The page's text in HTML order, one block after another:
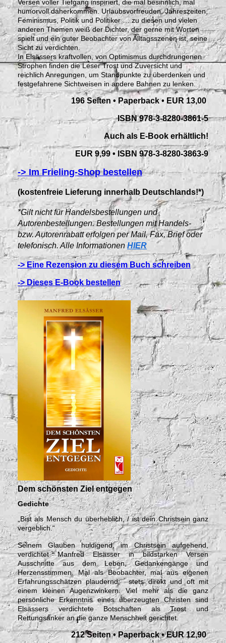
Versen voller Tiefgang inspiriert, die mal besinnlich, mal
humorvoll daherkommen. Urlaubsvorfreuden, Jahreszeiten,
Feminismus, Politik und Politiker … zu diesen und vielen
anderen Themen weiß der Dichter, der gerne mit Worten
spielt und ein guter Beobachter von Alltagsszenen ist, seine
Sicht zu verdichten.
In Elsässers kraftvollen, von Optimismus durchdrungenen
Strophen finden die Leser Trost und Zuversicht und
reichlich Anregungen, um Standpunkte zu überdenken und
festgefahrene Sichtweisen in andere Bahnen zu lenken.
196 Seiten • Paperback • EUR 13,00
ISBN 978-3-8280-3861-5
Auch als E-Book erhältlich!
EUR 9,99 • ISBN 978-3-8280-3863-9
-> Im Frieling-Shop bestellen
(kostenfreie Lieferung innerhalb Deutschlands!*)
*Gilt nicht für Handelsbestellungen und
Autorenbestellungen. Bestellungen mit Handels-
bzw. Autorenrabatt erfolgen per Mail, Fax, Brief oder
telefonisch. Alle Informationen HIER
-> Eine Rezension zu diesem Buch schreiben
-> Dieses E-Book bestellen
Dem schönsten Ziel entgegen
Gedichte
„Bist als Mensch du überheblich, / ist dein Christsein ganz
vergeblich.“
Seinem Glauben huldigend, im Christsein aufgehend,
verdichtet Manfred Elsässer in bildstarken Versen
Ausschnitte aus dem Leben, Gedankengänge und
Herzensstimmen. Mal als Beobachter, mal aus eigenen
Erfahrungsschätzen plaudernd, stets direkt und oft mit
einem kleinen Augenzwinkern. Viel mehr als die ganz
persönliche Erkenntnis eines überzeugten Christen sind
Elsässers verdichtete Botschaften als Trost und
Rettungsanker an die ganze Menschheit gerichtet.
212 Seiten • Paperback •EUR 12,90